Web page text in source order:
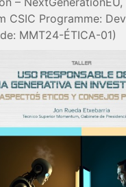
CSIC Programme:
MMT24-ÉTICA-01)